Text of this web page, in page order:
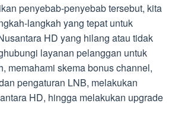
penyebab-penyebab tersebut, kita
langkah yang tepat untuk
HD yang hilang atau tidak
layanan pelanggan untuk
memahami skema bonus channel,
pengaturan LNB, melakukan
HD, hingga melakukan upgrade